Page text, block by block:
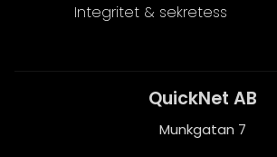
Integritet & sekretess
QuickNet AB
Munkgatan 7